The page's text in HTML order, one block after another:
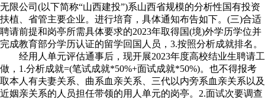
无限公司(以下简称“山西建投”)系山西省规模的分析性国有投资
扶植、省管主要企业。进行培育，具体通知布告如下。(三)合适
聘请前提和岗亭所需具体要求的2023年取得国(境)外学历学位并
完成教育部分学历认证的留学回国人员，3.按照分析成就排名。
经用人单元评估通事后，现开展2023年度高校结业生聘请工
做，1.分析成就=(笔试成就*50%+面试成就*50%)。也不得报考
取本人有夫妻关系、曲系血亲关系、三代以内旁系血亲关系以及
近姻亲关系的人员担任带领的用人单元的岗亭。2.面试次要调查